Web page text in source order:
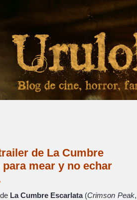
de La Cumbre
mear y no echar
La Cumbre Escarlata(Crimson Peak,